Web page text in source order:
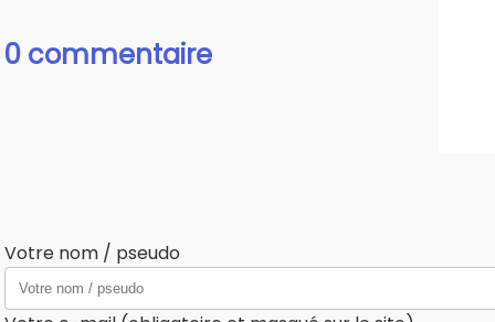
0 commentaire
Votre nom / pseudo